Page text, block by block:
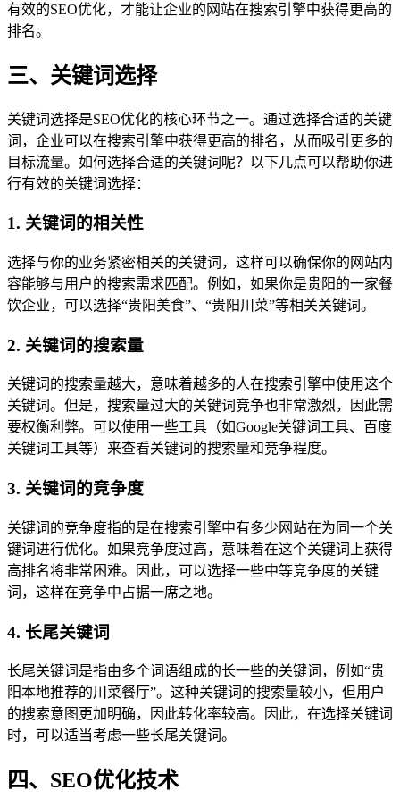
有效的SEO优化，才能让企业的网站在搜索引擎中获得更高的
排名。
三、关键词选择
关键词选择是SEO优化的核心环节之一。通过选择合适的关键
词，企业可以在搜索引擎中获得更高的排名，从而吸引更多的
目标流量。如何选择合适的关键词呢？以下几点可以帮助你进
行有效的关键词选择：
1. 关键词的相关性
选择与你的业务紧密相关的关键词，这样可以确保你的网站内
容能够与用户的搜索需求匹配。例如，如果你是贵阳的一家餐
饮企业，可以选择“贵阳美食”、“贵阳川菜”等相关关键词。
2. 关键词的搜索量
关键词的搜索量越大，意味着越多的人在搜索引擎中使用这个
关键词。但是，搜索量过大的关键词竞争也非常激烈，因此需
要权衡利弊。可以使用一些工具（如Google关键词工具、百度
关键词工具等）来查看关键词的搜索量和竞争程度。
3. 关键词的竞争度
关键词的竞争度指的是在搜索引擎中有多少网站在为同一个关
键词进行优化。如果竞争度过高，意味着在这个关键词上获得
高排名将非常困难。因此，可以选择一些中等竞争度的关键
词，这样在竞争中占据一席之地。
4. 长尾关键词
长尾关键词是指由多个词语组成的长一些的关键词，例如“贵
阳本地推荐的川菜餐厅”。这种关键词的搜索量较小，但用户
的搜索意图更加明确，因此转化率较高。因此，在选择关键词
时，可以适当考虑一些长尾关键词。
四、SEO优化技术